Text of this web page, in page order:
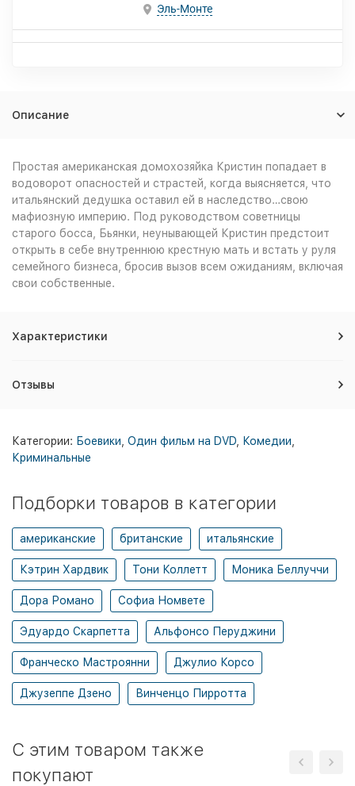
Эль-Монте
Описание
Простая американская домохозяйка Кристин попадает в
водоворот опасностей и страстей, когда выясняется, что
итальянский дедушка оставил ей в наследство…свою
мафиозную империю. Под руководством советницы
старого босса, Бьянки, неунывающей Кристин предстоит
открыть в себе внутреннюю крестную мать и встать у руля
семейного бизнеса, бросив вызов всем ожиданиям, включая
свои собственные.
Характеристики
Отзывы
Категории: Боевики Один фильм на DVD Комедии
Криминальные
Подборки товаров в категории
американские британские итальянские
Кэтрин Хардвик Тони Коллетт Моника Беллуччи
Дора Романо Софиа Номвете
Эдуардо Скарпетта Альфонсо Перуджини
Франческо Мастроянни Джулио Корсо
Джузеппе Дзено Винченцо Пирротта
C этим товаром также
покупают